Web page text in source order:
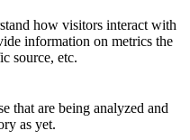
how visitors interact with
information on metrics the
source, etc.
that are being analyzed and
as yet.